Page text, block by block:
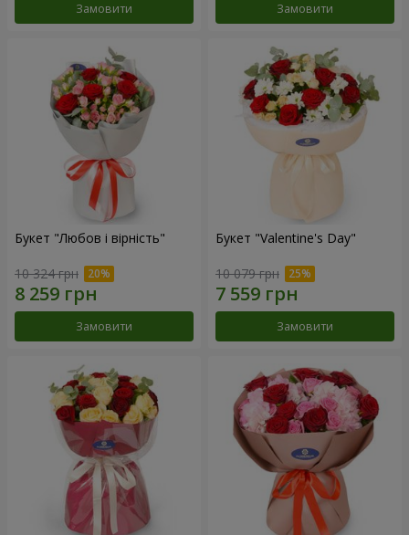
Замовити Замовити
Букет "Любов і вірність"
10 324 грн
Замовити
Букет "Valentine's Day"
10 079 грн
Замовити